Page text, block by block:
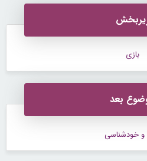
بازی
بعد
و خودشناسی